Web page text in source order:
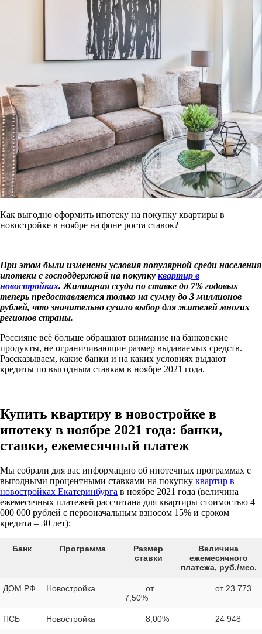
Как выгодно оформить ипотеку на покупку квартиры в
новостройке в ноябре на фоне роста ставок?
При этом были изменены условия популярной среди населения
ипотеки с господдержкой на покупку квартир в
новостройках. Жилищная ссуда по ставке до 7% годовых
теперь предоставляется только на сумму до 3 миллионов
рублей, что значительно сузило выбор для жителей многих
регионов страны.
Россияне всё больше обращают внимание на банковские
продукты, не ограничивающие размер выдаваемых средств.
Рассказываем, какие банки и на каких условиях выдают
кредиты по выгодным ставкам в ноябре 2021 года.
Купить квартиру в новостройке в
ипотеку в ноябре 2021 года: банки,
ставки, ежемесячный платеж
Мы собрали для вас информацию об ипотечных программах с
выгодными процентными ставками на покупку квартир в
новостройках Екатеринбурга в ноябре 2021 года (величина
ежемесячных платежей рассчитана для квартиры стоимостью 4
000 000 рублей с первоначальным взносом 15% и сроком
кредита – 30 лет):
Банк Программа
Размер
ставки
Величина
ежемесячного
платежа, руб./мес.
ДОМ.РФ Новостройка
от
7,50%
от 23 773
ПСБ Новостройка 8,00% 24 948